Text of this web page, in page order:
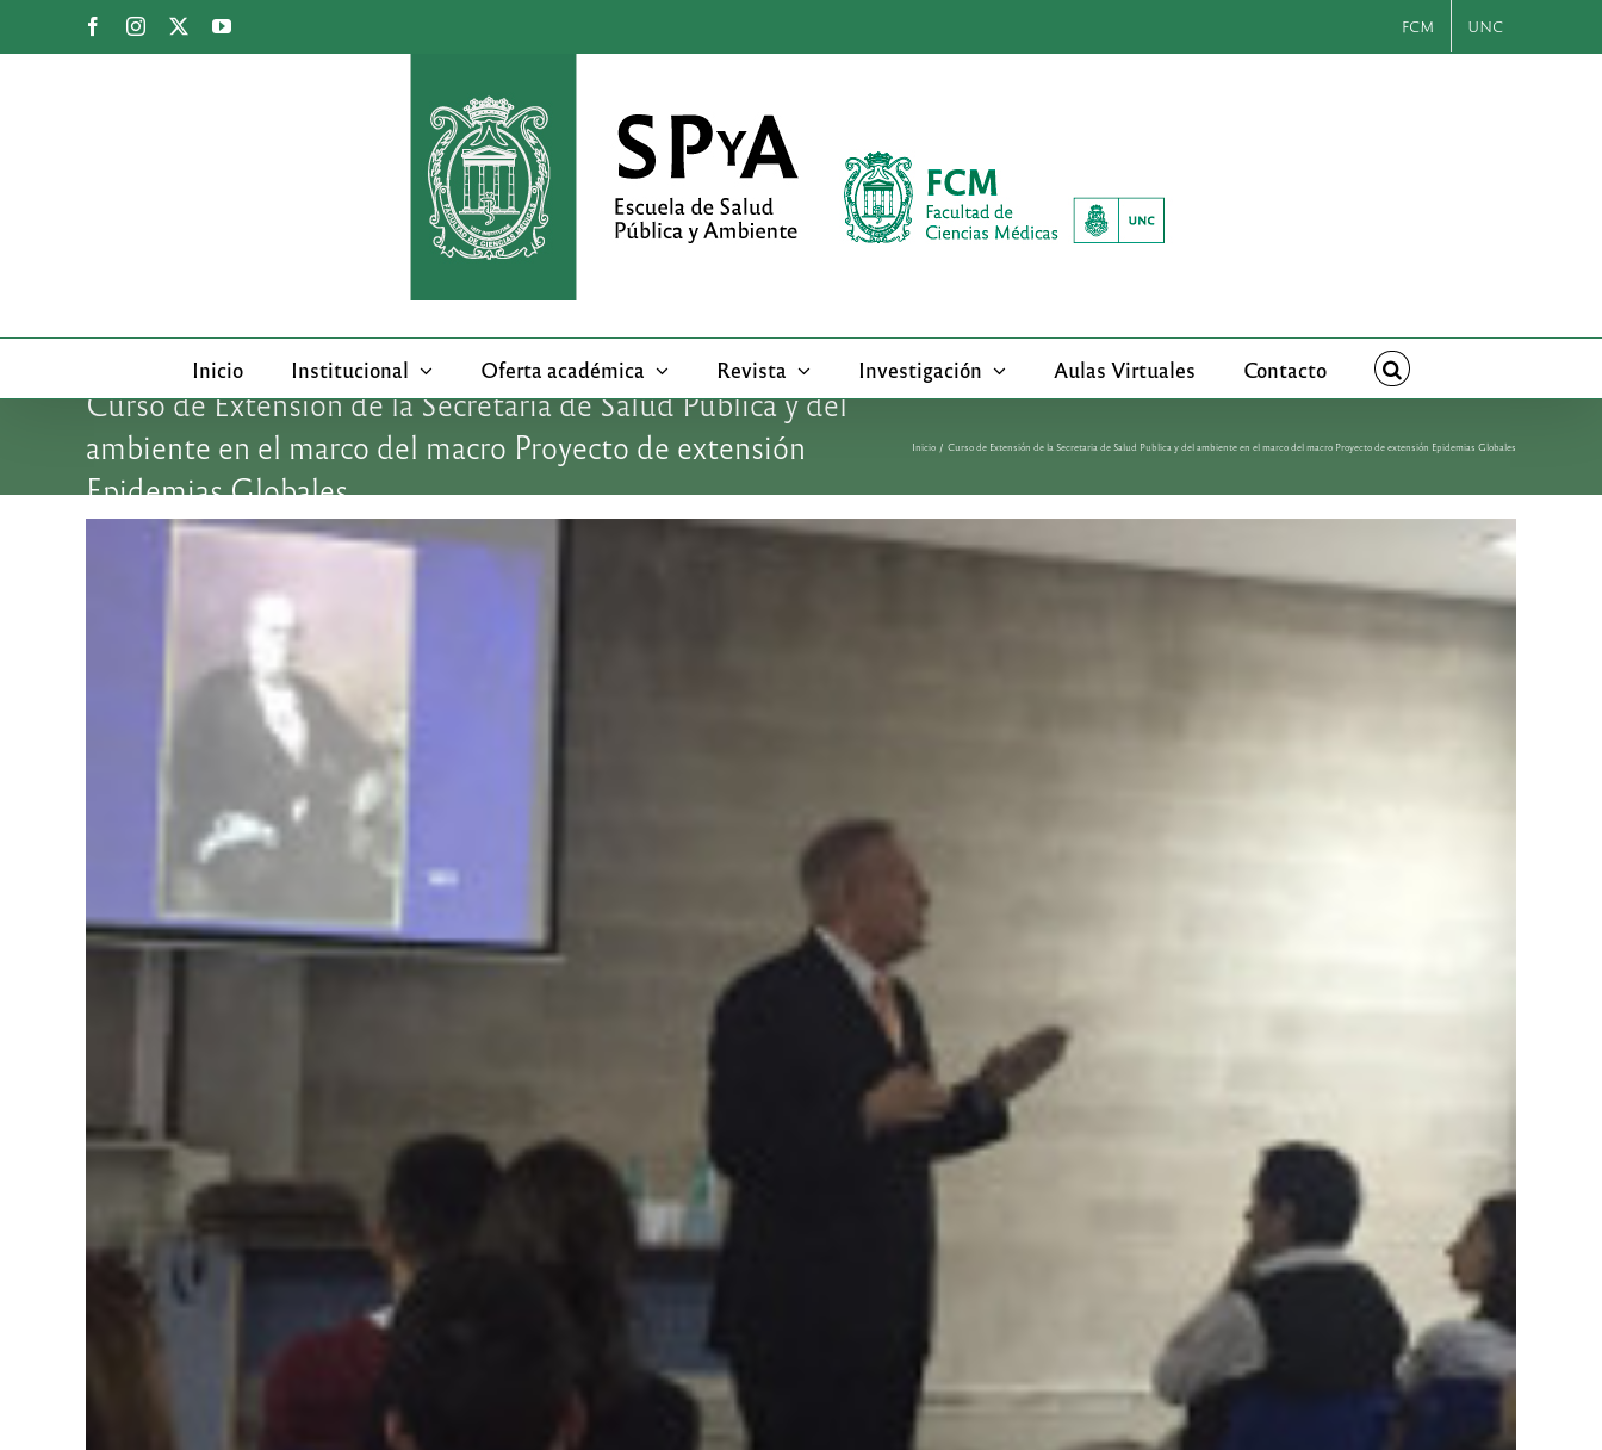
FacebookInstagram YouTube FCM UNC
Inicio Institucional Oferta académica Revista Investigación Aulas Virtuales Contacto
Curso de Extensión de la Secretaria de Salud Publica y del
ambiente en el marco del macro Proyecto de extensión
Epidemias Globales
Inicio Curso de Extensión de la Secretaria de Salud Publica y del ambiente en el marco del macro Proyecto de extensión Epidemias Globales